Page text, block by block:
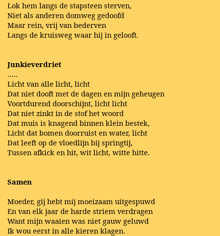
Lok hem langs de stapsteen sterven,
Niet als anderen domweg gedoofd
Maar rein, vrij van bederven
Langs de kruisweg waar hij in gelooft.
Junkieverdriet
…..
Licht van alle licht, licht
Dat niet dooft met de dagen en mijn geheugen
Voortdurend doorschijnt, licht licht
Dat niet zinkt in de stof het woord
Dat muis is knagend binnen klein bestek,
Licht dat bomen doorruist en water, licht
Dat leeft op de vloedlijn bij springtij,
Tussen afkick en hit, wit licht, witte hitte.
Samen
Moeder, gij hebt mij moeizaam uitgespuwd
En van elk jaar de harde striem verdragen
Want mijn waaien was niet gauw geluwd
Ik wou eerst in alle kieren klagen.